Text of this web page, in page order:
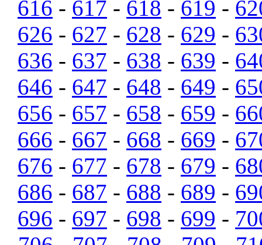
616 - 617 - 618 - 619 -
626 - 627 - 628 - 629 -
636 - 637 - 638 - 639 -
646 - 647 - 648 - 649 -
656 - 657 - 658 - 659 -
666 - 667 - 668 - 669 -
676 - 677 - 678 - 679 -
686 - 687 - 688 - 689 -
696 - 697 - 698 - 699 -